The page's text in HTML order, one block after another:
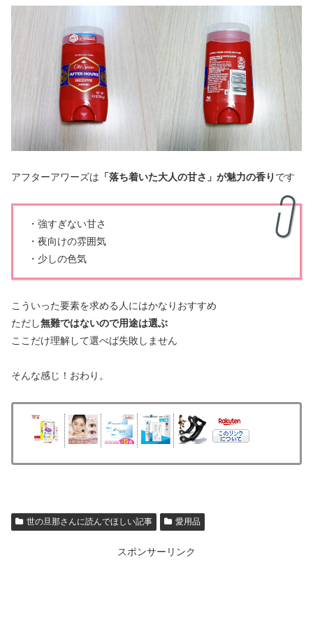
アフターアワーズは 「落ち着いた大人の甘さ」が魅力の香り です
・強すぎない甘さ
・夜向けの雰囲気
・少しの色気
こういった要素を求める人にはかなりおすすめ
ただし無難ではないので用途は選ぶ
ここだけ理解して選べば失敗しません
そんな感じ！おわり。
世の旦那さんに読んでほしい記事 愛用品
スポンサーリンク